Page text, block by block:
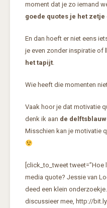
moment dat je zo iemand
goede quotes je het
En dan hoeft er niet eens
je even zonder inspiratie of
het tapijt.
Wie heeft die momenten
Vaak hoor je dat motivatie
denk ik aan de
Misschien kan je motivatie
[click_to_tweet
media quote? Jessie van
deed een klein
discussieer mee, http://